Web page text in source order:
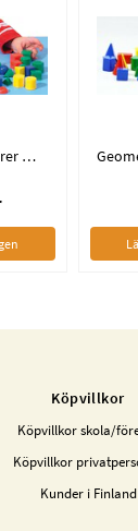
Geometriska figurer mini (40)
Köpvillkor
Köpvillkor skola/
Köpvillkor
Kunder i Finland